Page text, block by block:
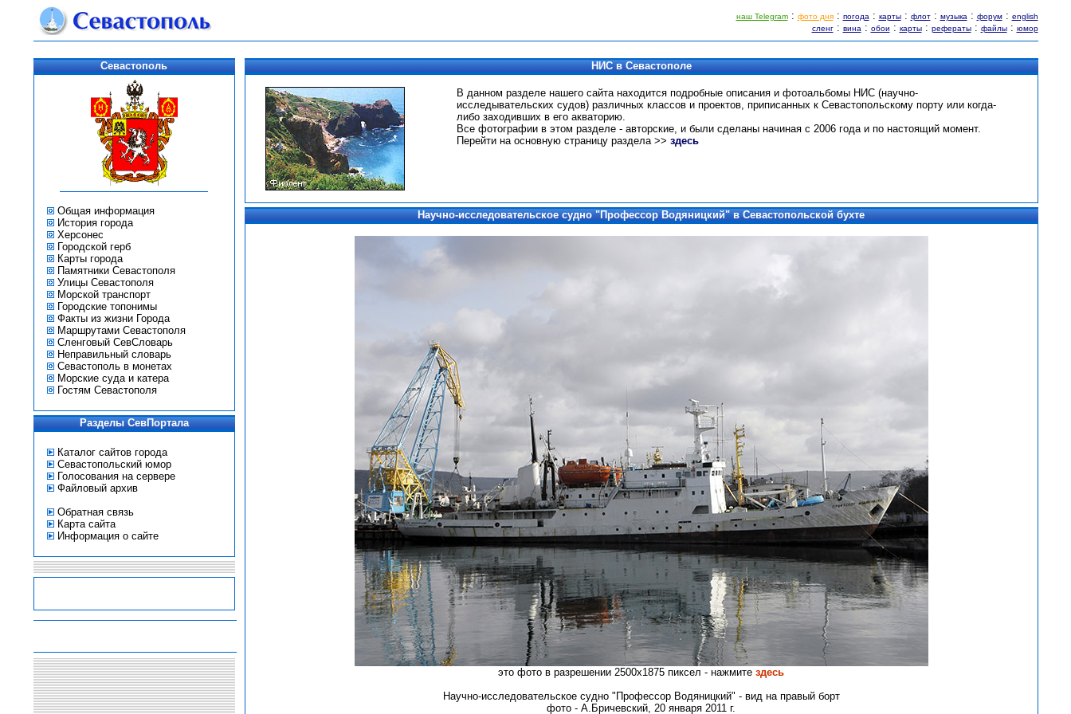
наш Telegram: фото дня: погода: карты: флот: музыка: форум: english
сленг: вина: обои : карты: рефераты: файлы: юмор
Севастополь
Общая информация
История города
Херсонес
Городской герб
Карты города
Памятники Севастополя
Улицы Севастополя
Морской транспорт
Городские топонимы
Факты из жизни Города
Маршрутами Севастополя
Сленговый СевСловарь
Неправильный словарь
Севастополь в монетах
Морские суда и катера
Гостям Севастополя
Разделы СевПортала
Каталог сайтов города
Севастопольский юмор
Голосования на сервере
Файловый архив
Обратная связь
Карта сайта
Информация о сайте
НИС в Севастополе
В данном разделе нашего сайта находится подробные описания и фотоальбомы НИС (научно-
исследывательских судов) различных классов и проектов, приписанных к Севастопольскому порту или когда-
либо заходивших в его акваторию.
Все фотографии в этом разделе - авторские, и были сделаны начиная с 2006 года и по настоящий момент.
Перейти на основную страницу раздела >> здесь
Научно-исследовательское судно "Профессор Водяницкий"в Севастопольской бухте
это фото в разрешении 2500х1875 пиксел - нажмите здесь
Научно-исследовательское судно "Профессор Водяницкий" - вид на правый борт
фото - А.Бричевский, 20 января 2011 г.